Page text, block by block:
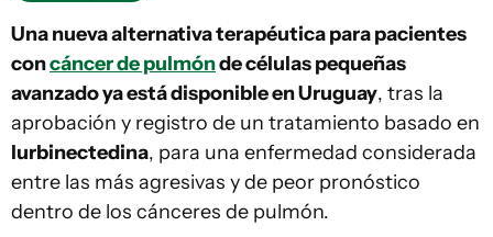
Una nueva alternativa terapéutica para pacientes
concáncer de pulmónde células pequeñas
avanzado ya está disponible en Uruguay, tras la
aprobación y registro de un tratamiento basado en
lurbinectedina, para una enfermedad considerada
entre las más agresivas y de peor pronóstico
dentro de los cánceres de pulmón.